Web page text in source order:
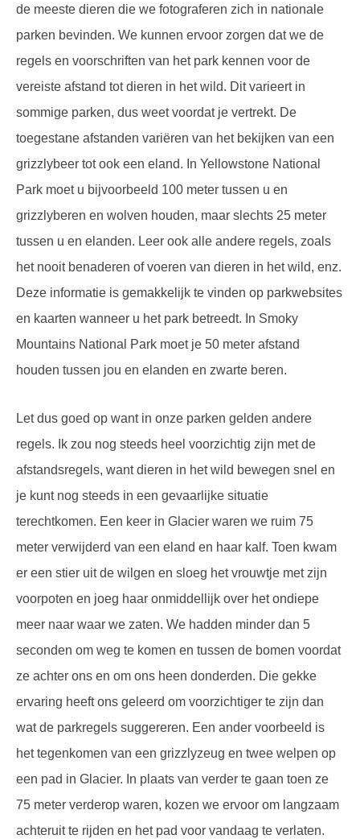
de meeste dieren die we fotograferen zich in nationale
parken bevinden. We kunnen ervoor zorgen dat we de
regels en voorschriften van het park kennen voor de
vereiste afstand tot dieren in het wild. Dit varieert in
sommige parken, dus weet voordat je vertrekt. De
toegestane afstanden variëren van het bekijken van een
grizzlybeer tot ook een eland. In Yellowstone National
Park moet u bijvoorbeeld 100 meter tussen u en
grizzlyberen en wolven houden, maar slechts 25 meter
tussen u en elanden. Leer ook alle andere regels, zoals
het nooit benaderen of voeren van dieren in het wild, enz.
Deze informatie is gemakkelijk te vinden op parkwebsites
en kaarten wanneer u het park betreedt. In Smoky
Mountains National Park moet je 50 meter afstand
houden tussen jou en elanden en zwarte beren.
Let dus goed op want in onze parken gelden andere
regels. Ik zou nog steeds heel voorzichtig zijn met de
afstandsregels, want dieren in het wild bewegen snel en
je kunt nog steeds in een gevaarlijke situatie
terechtkomen. Een keer in Glacier waren we ruim 75
meter verwijderd van een eland en haar kalf. Toen kwam
er een stier uit de wilgen en sloeg het vrouwtje met zijn
voorpoten en joeg haar onmiddellijk over het ondiepe
meer naar waar we zaten. We hadden minder dan 5
seconden om weg te komen en tussen de bomen voordat
ze achter ons en om ons heen donderden. Die gekke
ervaring heeft ons geleerd om voorzichtiger te zijn dan
wat de parkregels suggereren. Een ander voorbeeld is
het tegenkomen van een grizzlyzeug en twee welpen op
een pad in Glacier. In plaats van verder te gaan toen ze
75 meter verderop waren, kozen we ervoor om langzaam
achteruit te rijden en het pad voor vandaag te verlaten.